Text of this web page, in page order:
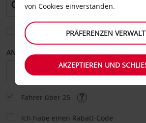
Eine andere Rückgabestation
ANFANGSDATUM
Fahrer über 25
Ich habe einen Rabatt-Code
von Cookies einverstanden.
PRÄFERENZEN
AKZEPTIEREN UND